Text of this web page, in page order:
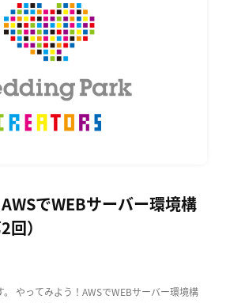
でWEBサーバー環境構
）
やってみよう！AWSでWEBサーバー環境構